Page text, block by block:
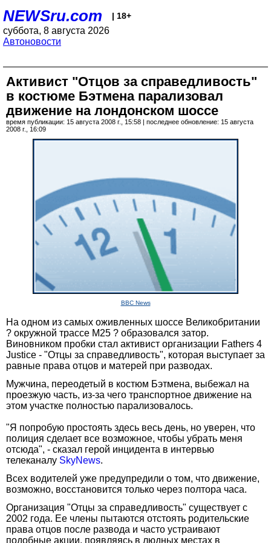
NEWSru.com | 18+
суббота, 8 августа 2026
Автоновости
Активист "Отцов за справедливость"
в костюме Бэтмена парализовал
движение на лондонском шоссе
время публикации: 15 августа 2008 г., 15:58 | последнее обновление: 15 августа
2008 г., 16:09
BBC News
На одном из самых оживленных шоссе Великобритании
? окружной трассе M25 ? образовался затор.
Виновником пробки стал активист организации Fathers 4
Justice - "Отцы за справедливость", которая выступает за
равные права отцов и матерей при разводах.
Мужчина, переодетый в костюм Бэтмена, выбежал на
проезжую часть, из-за чего транспортное движение на
этом участке полностью парализовалось.
"Я попробую простоять здесь весь день, но уверен, что
полиция сделает все возможное, чтобы убрать меня
отсюда", - сказал герой инцидента в интервью
телеканалу SkyNews.
Всех водителей уже предупредили о том, что движение,
возможно, восстановится только через полтора часа.
Организация "Отцы за справедливость" существует с
2002 года. Ее члены пытаются отстоять родительские
права отцов после развода и часто устраивают
подобные акции, появляясь в людных местах в